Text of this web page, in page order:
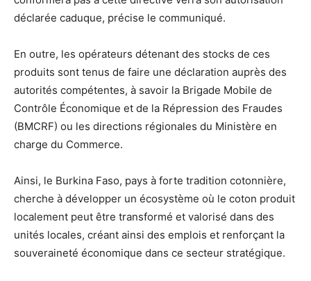
déclarée caduque, précise le communiqué.
En outre, les opérateurs détenant des stocks de ces
produits sont tenus de faire une déclaration auprès des
autorités compétentes, à savoir la Brigade Mobile de
Contrôle Économique et de la Répression des Fraudes
(BMCRF) ou les directions régionales du Ministère en
charge du Commerce.
Ainsi, le Burkina Faso, pays à forte tradition cotonnière,
cherche à développer un écosystème où le coton produit
localement peut être transformé et valorisé dans des
unités locales, créant ainsi des emplois et renforçant la
souveraineté économique dans ce secteur stratégique.